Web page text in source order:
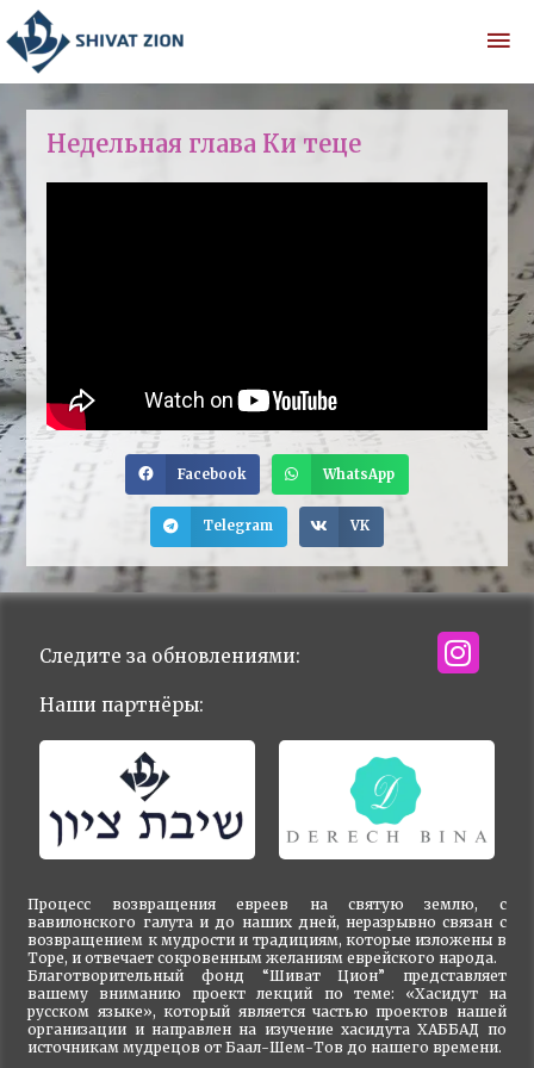
Недельная глава Ки теце
Facebook WhatsApp
Telegram VK
Процесс возвращения евреев на святую землю, с
вавилонского галута и до наших дней, неразрывно связан с
возвращением к мудрости и традициям, которые изложены в
Торе, и отвечает сокровенным желаниям еврейского народа.
Благотворительный фонд “Шиват Цион” представляет
вашему вниманию проект лекций по теме: «Хасидут на
русском языке», который является частью проектов нашей
организации и направлен на изучение хасидута ХАББАД по
источникам мудрецов от Баал-Шем-Тов до нашего времени.
Следите за обновлениями:
Наши партнёры: